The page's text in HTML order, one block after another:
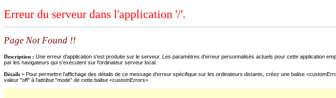
Erreur du serveur dans l'application '/'.
Page Not Found !!
Description : Une erreur d'application s'est produite sur le serveur. Les paramètres d'erreur personnalisés actuels pour cette application
par les navigateurs qui s'exécutent sur l'ordinateur serveur local.
Détails = Pour permettre l'affichage des détails de ce message d'erreur spécifique sur les ordinateurs distants, créez une balise
valeur "off" à l'attribut "mode" de cette balise <customErrors>.